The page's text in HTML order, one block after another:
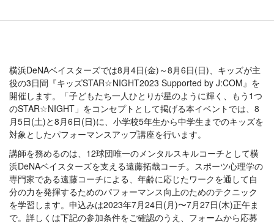
横浜DeNAベイスターズでは8月4日(金)～8月6日(日)、キッズが主
役の3日間『キッズSTAR☆NIGHT2023 Supported by J:COM』を
開催します。「子どもたち一人ひとりが星のように輝く、もう1つ
のSTAR☆NIGHT」をコンセプトとして掲げる本イベントでは、8
月5日(土)と8月6日(日)に、小学校5年生から中学生までのキッズを
対象としたパフォーマンスアップ講座を行います。
講師を務めるのは、12球団唯一のメンタルスキルコーチとして横
浜DeNAベイスターズを支える遠藤拓哉コーチ。スポーツ心理学の
専門家である遠藤コーチによる、年齢に応じたワークを通して自
分の力を発揮するためのパフォーマンス向上のためのテクニック
を学習します。︎申込みは2023年7月24日(月)〜7月27日(木)正午ま
で。詳しくは下記の参加条件をご確認のうえ、フォームから応募